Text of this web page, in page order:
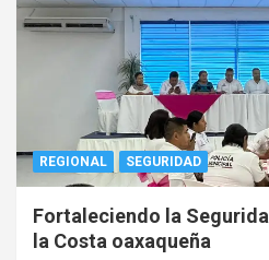
REGIONAL SEGURIDAD
Fortaleciendo la
la Costa oaxaqueña